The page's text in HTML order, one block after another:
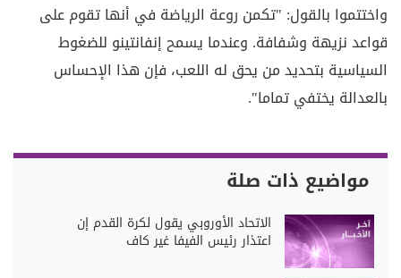
واختتموا بالقول: "تكمن روعة الرياضة في أنها تقوم على
قواعد نزيهة وشفافة. وعندما يسمح إنفانتينو للضغوط
السياسية بتحديد من يحق له اللعب، فإن هذا الإحساس
بالعدالة يختفي تماما".
مواضيع ذات صلة
الاتحاد الأوروبي يقول لكرة القدم إن
اعتذار رئيس الفيفا غير كاف